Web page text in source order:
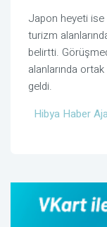
Japon heyeti
turizm
belirtti.
alanlarında
geldi.
Hibya Haber